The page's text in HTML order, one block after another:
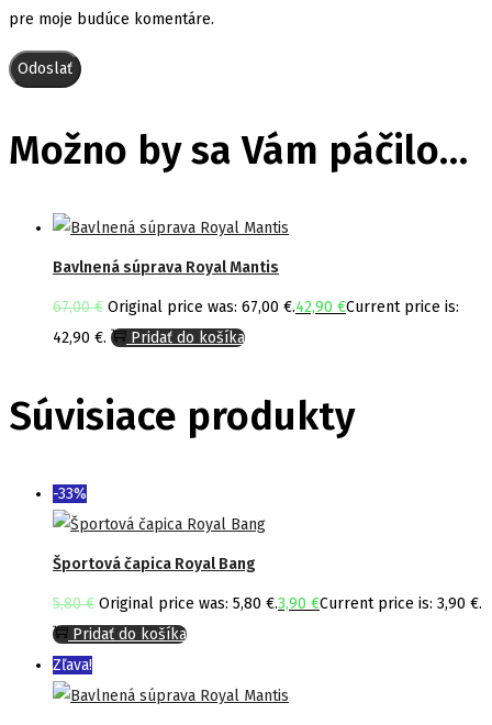
pre moje budúce komentáre.
Možno by sa Vám páčilo…
Bavlnená súprava Royal Mantis
67,00€ Original price was: 67,00 €.42,90 €Current price is:
42,90 €.
Pridať do košíka
Súvisiace produkty
-33%
Športová čapica Royal Bang
5,80€ Original price was: 5,80 €.3,90 €Current price is: 3,90 €.
Pridať do košíka
Zľava!